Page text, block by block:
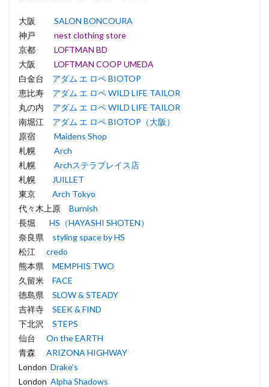
大阪 SALON BONCOURA
神戸 nest clothing store
京都 LOFTMAN BD
大阪 LOFTMAN COOP UMEDA
白金台 アダム エ ロペ BIOTOP
恵比寿 アダム エ ロペ WILD LIFE TAILOR
丸の内 アダム エ ロペ WILD LIFE TAILOR
南堀江 アダム エ ロペ BIOTOP（大阪）
原宿 Maidens Shop
札幌 Arch
札幌 Archステラプレイス店
札幌
JUILLET
東京 Arch Tokyo
代々木上原 Burnish
長堀 HS（HAYASHI SHOTEN）
奈良県 styling space by HS
松江 credo
熊本県 MEMPHIS TWO
久留米 FACE
徳島県 SLOW & STEADY
吉祥寺 SEEK & FIND
下北沢 STEPS
仙台 On the EARTH
青森 ARIZONA HIGHWAY
London Drake’s
London Alpha Shadows